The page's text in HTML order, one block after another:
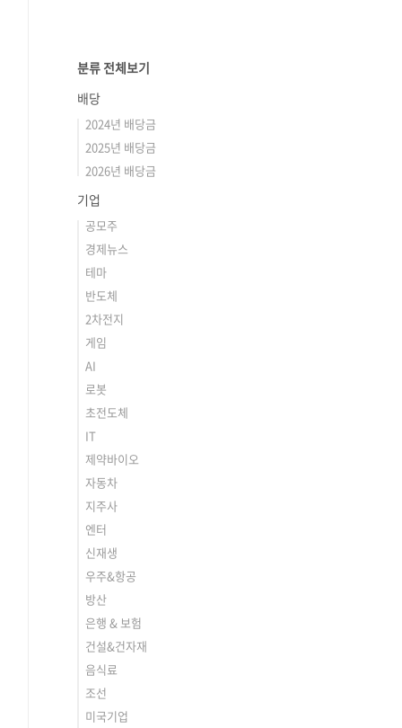
분류 전체보기
배당
2024년 배당금
2025년 배당금
2026년 배당금
기업
공모주
경제뉴스
테마
반도체
2차전지
게임
AI
로봇
초전도체
IT
제약바이오
자동차
지주사
엔터
신재생
우주&항공
방산
은행 & 보험
건설&건자재
음식료
조선
미국기업